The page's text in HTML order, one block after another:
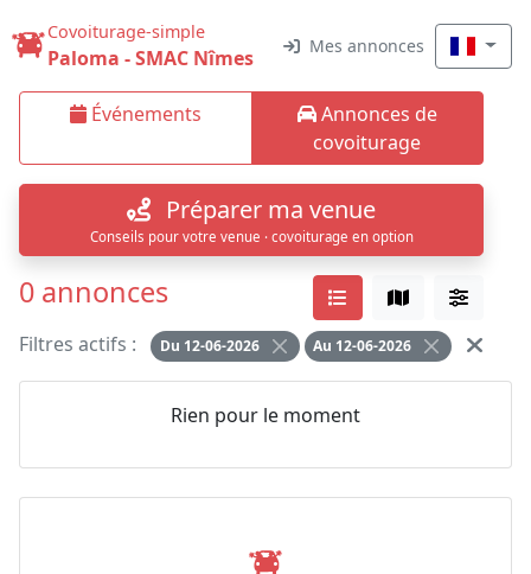
Covoiturage-simple
Paloma - SMAC Nîmes Mes annonces
Événements
Annonces de
covoiturage
Préparer ma venue
Conseils pour votre venue · covoiturage en option
0 annonces
Filtres actifs : Du 12-06-2026 Au 12-06-2026
Rien pour le moment